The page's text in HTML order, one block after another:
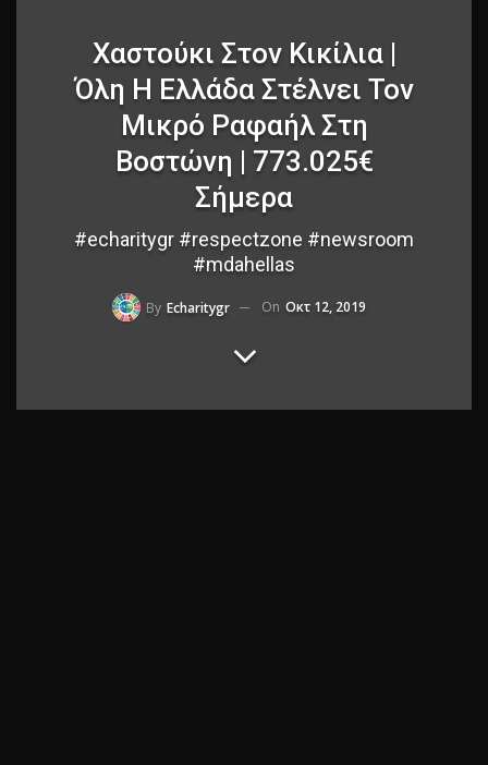
Χαστούκι Στον Κικίλια |
Όλη Η Ελλάδα Στέλνει Τον
Μικρό Ραφαήλ Στη
Βοστώνη | 773.025€
Σήμερα
#echaritygr #respectzone #newsroom
#mdahellas
By Echaritygr On Οκτ 12, 2019